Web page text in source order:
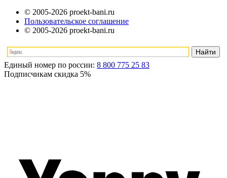
© 2005-2026 proekt-bani.ru
Пользовательское соглашение
© 2005-2026 proekt-bani.ru
Единый номер по россии: 8 800 775 25 83
Подписчикам скидка 5%